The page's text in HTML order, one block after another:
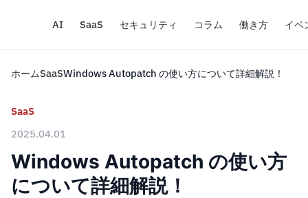
AI SaaS セキュリティ コラム 働き方 イベ
ホームSaaSWindows Autopatch の使い方について詳細解説！
SaaS
2025.04.01
Windows Autopatch の使い方
について詳細解説！